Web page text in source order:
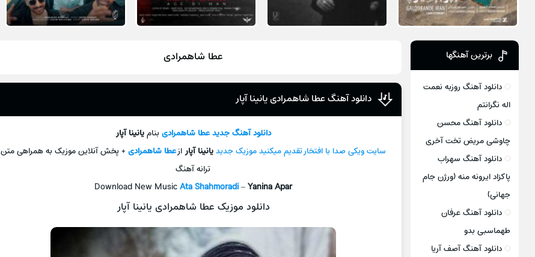
عطا شاهمرادی
دانلود آهنگ عطا شاهمرادی یانینا آپار
دانلود آهنگ جديدعطا شاهمرادیبنامیانینا آپار
سایت ویکی صدا با افتخار تقدیم میکنید موزیک جدیدیانینا آپارازعطا شاهمرادی+ پخش آنلاین موزیک به همراهی متن
ترانه آهنگ
Download New MusicAta Shahmoradi–Yanina Apar
دانلود موزیک عطا شاهمرادی یانینا آپار
برترین آهنگها
دانلود آهنگ روزبه نعمت
اله نگرانتم
دانلود آهنگ محسن
چاوشی مریض تخت آخری
دانلود آهنگ سهراب
پاکزاد ایرونه منه (ورژن جام
جهانی)
دانلود آهنگ عرفان
طهماسبی بدو
دانلود آهنگ آصف آریا